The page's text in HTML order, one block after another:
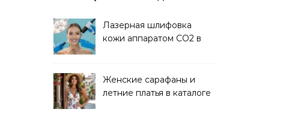
Лазерная шлифовка
кожи аппаратом CO2 в
Женские сарафаны и
летние платья в каталоге